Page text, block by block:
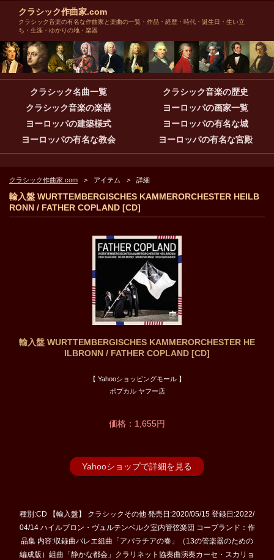
クラシック作曲家.com
クラシック音楽の有名な作曲家と楽曲の一覧・作品・経歴・時代・誕生日・生い立
ち・生涯・ゆかりの地・楽器
クラシック名曲一覧
クラシック音楽の歴史
クラシック音楽の楽器
ヨーロッパの画家一覧
ヨーロッパの建築様式
ヨーロッパの有名な城
ヨーロッパの有名な教会
ヨーロッパの有名な宮殿
クラシック作曲家.com アイテム 詳細
輸入盤 WURTTEMBERGISCHES KAMMERORCHESTER HEILB
RONN / FATHER COPLAND [CD]
輸入盤 WURTTEMBERGISCHES KAMMERORCHESTER HE
ILBRONN / FATHER COPLAND [CD]
【 Yahooショッピングモール 】
ポプカル ヤフー店
価格：1,655円
Yahooショップで詳細を見る
種別:CD 【輸入盤】 クラシックその他 発売日:2020/05/15 登録日:2022/
04/14 ハイルブロン・ヴュルテンベルク室内管弦楽団 コープランド：作
品集 内容:収録曲バレエ組曲「アパラチアの春」（13の管楽器のための
編成版）組曲「静かな都会」クラリネット協奏曲演奏カーセ・スカリョ